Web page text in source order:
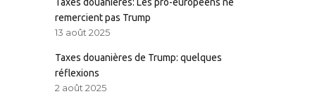
remercient pas Trump
13 août 2025
Taxes douanières de Trump: quelques
réflexions
2 août 2025